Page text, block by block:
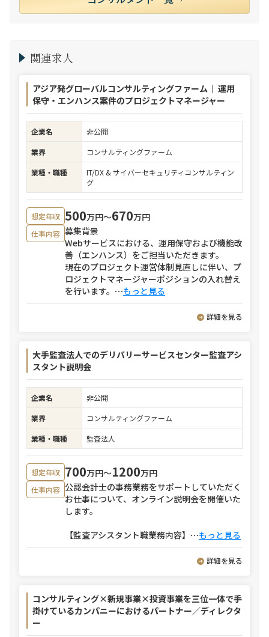
関連求人
アジア発グローバルコンサルティングファーム｜ 運用
保守・エンハンス案件のプロジェクトマネージャー
企業名
非公開
業界
コンサルティングファーム
業種・職種
IT/DX & サイバーセキュリティコンサルティン
グ
想定年収 500万円〜670万円
仕事内容 募集背景
Webサービスにおける、運用保守および機能改
善（エンハンス）をご担当いただきます。
現在のプロジェクト運営体制見直しに伴い、プ
ロジェクトマネージャーポジションの入れ替え
を行います。 ⋯もっと見る
詳細を見る
大手監査法人でのデリバリーサービスセンター監査アシ
スタント説明会
企業名
非公開
業界
コンサルティングファーム
業種・職種
監査法人
想定年収 700万円〜1200万円
仕事内容 公認会計士の事務業務をサポートしていただく
お仕事について、オンライン説明会を開催いた
します。
【監査アシスタント職業務内容】 ⋯もっと見る
詳細を見る
コンサルティング×新規事業×投資事業を三位一体で手
掛けているカンパニーにおけるパートナー／ディレクタ
ー